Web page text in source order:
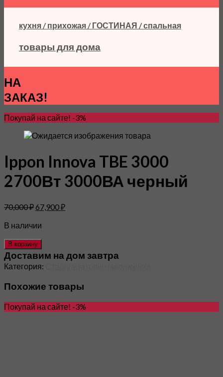
кухня / прихожая / ГОСТИНАЯ / спальная
товары для дома
НА
ЗАКАЗ!
Покупай на сайте! -3%
Ippon Innova TBE 3000
2700Вт 3000ВА черный
70,000₽67,900₽
В наличии
В корзину
Доставим на дом завтра
Категория:
Похожие товары
Покупай на сайте! -3%